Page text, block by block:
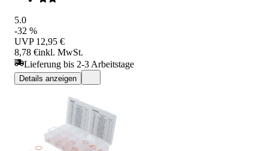
5.0
-32 %
UVP 12,95 €
8,78 €inkl. MwSt.
Lieferung bis 2-3 Arbeitstage
Details anzeigen